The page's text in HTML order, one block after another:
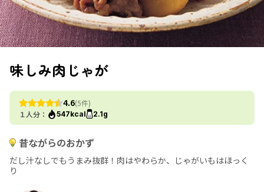
味しみ肉じゃが
4.6(5件)
１人分：
547kcal 2.1g
昔ながらのおかず
だし汁なしでもうまみ抜群！肉はやわらか、じゃがいもはほっく
り